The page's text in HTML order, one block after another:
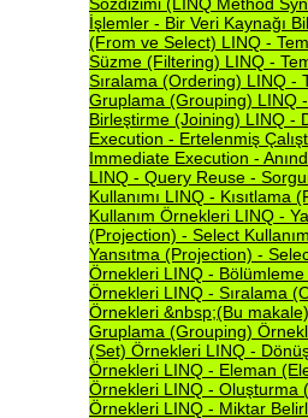
Sözdizimi (LINQ Method
İşlemler - Bir Veri Kaynağı
(From ve Select) LINQ -
Süzme (Filtering) LINQ -
Sıralama (Ordering) LINQ -
Gruplama (Grouping) LINQ -
Birleştirme (Joining) LINQ -
Execution - Ertelenmiş
Immediate Execution -
LINQ - Query Reuse -
Kullanımı LINQ - Kısıtlama
Kullanım Örnekleri LINQ -
(Projection) - Select Kullanım
Yansıtma (Projection) -
Örnekleri LINQ - Bölümleme
Örnekleri LINQ - Sıralama
Örnekleri &nbsp;(Bu makale)
Gruplama (Grouping)
(Set) Örnekleri LINQ -
Örnekleri LINQ - Eleman
Örnekleri LINQ - Oluşturma
Örnekleri LINQ - Miktar